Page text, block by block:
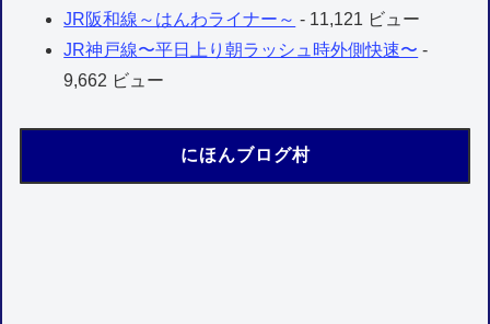
JR阪和線～はんわライナー～ - 11,121 ビュー
JR神戸線〜平日上り朝ラッシュ時外側快速〜 -
9,662 ビュー
にほんブログ村